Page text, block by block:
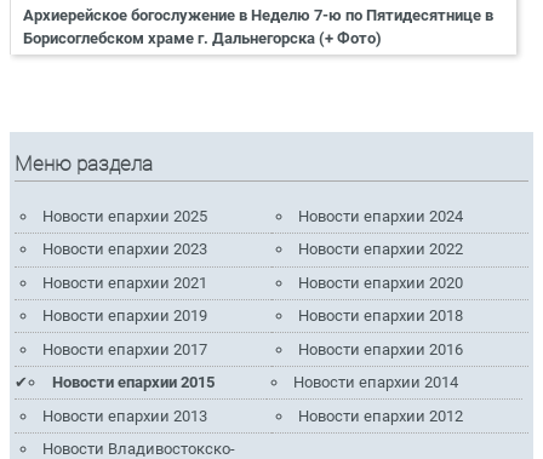
Архиерейское богослужение в Неделю 7-ю по Пятидесятнице в
Борисоглебском храме г. Дальнегорска (+ Фото)
Меню раздела
Новости епархии 2025
Новости епархии 2024
Новости епархии 2023
Новости епархии 2022
Новости епархии 2021
Новости епархии 2020
Новости епархии 2019
Новости епархии 2018
Новости епархии 2017
Новости епархии 2016
Новости епархии 2015
Новости епархии 2014
Новости епархии 2013
Новости епархии 2012
Новости Владивостокско-